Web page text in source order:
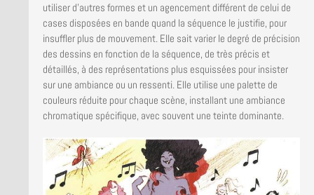
utiliser d’autres formes et un agencement différent de celui de
cases disposées en bande quand la séquence le justifie, pour
insuffler plus de mouvement. Elle sait varier le degré de précision
des dessins en fonction de la séquence, de très précis et
détaillés, à des représentations plus esquissées pour insister
sur une ambiance ou un ressenti. Elle utilise une palette de
couleurs réduite pour chaque scène, installant une ambiance
chromatique spécifique, avec souvent une teinte dominante.